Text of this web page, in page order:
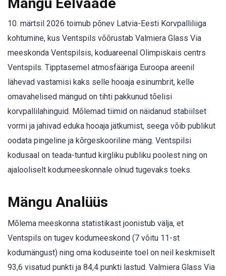
10. märtsil 2026 toimub põnev Latvia-Eesti Korvpalliliiga
kohtumine, kus Ventspils võõrustab Valmiera Glass Via
meeskonda Ventspilsis, koduareenal Olimpiskais centrs
Ventspils. Tipptasemel atmosfääriga Euroopa areenil
lähevad vastamisi kaks selle hooaja esinumbrit, kelle
omavahelised mängud on tihti pakkunud tõelisi
korvpallilahinguid. Mõlemad tiimid on näidanud stabiilset
vormi ja jahivad eduka hooaja jätkumist, seega võib publikut
oodata pingeline ja kõrgeskooriline mäng. Ventspilsi
kodusaal on teada-tuntud kirgliku publiku poolest ning on
ajalooliselt kodumeeskonnale olnud tugevaks toeks.
Mängu Analüüs
Mõlema meeskonna statistikast joonistub välja, et
Ventspils on tugev kodumeeskond (7 võitu 11-st
kodumängust) ning oma koduseinte toel on neil keskmiselt
93,6 visatud punkti ja 84,4 punkti lastud. Valmiera Glass Via